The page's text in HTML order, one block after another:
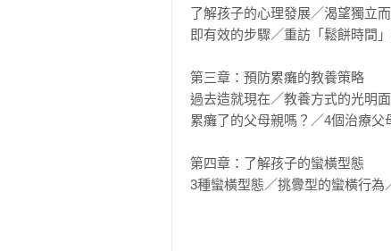
了解孩子的心理發展／渴望獨立
即有效的步驟／重訪「鬆餅時間
第三章：預防累癱的教養策略
過去造就現在／教養方式的光明
累癱了的父母親嗎？／4個治療父
第四章：了解孩子的蠻橫型態
3種蠻橫型態／挑釁型的蠻橫行